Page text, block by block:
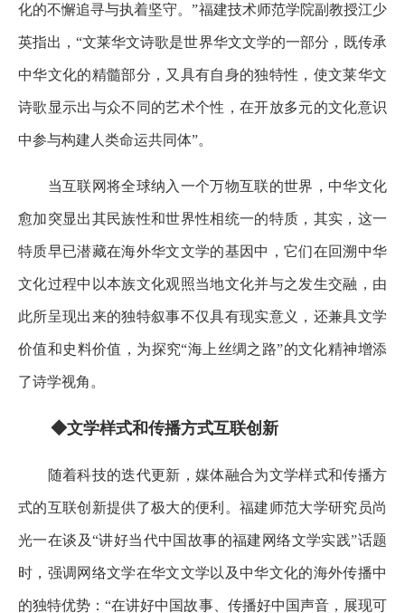
化的不懈追寻与执着坚守。”福建技术师范学院副教授江少
英指出，“文莱华文诗歌是世界华文文学的一部分，既传承
中华文化的精髓部分，又具有自身的独特性，使文莱华文
诗歌显示出与众不同的艺术个性，在开放多元的文化意识
中参与构建人类命运共同体”。
当互联网将全球纳入一个万物互联的世界，中华文化
愈加突显出其民族性和世界性相统一的特质，其实，这一
特质早已潜藏在海外华文文学的基因中，它们在回溯中华
文化过程中以本族文化观照当地文化并与之发生交融，由
此所呈现出来的独特叙事不仅具有现实意义，还兼具文学
价值和史料价值，为探究“海上丝绸之路”的文化精神增添
了诗学视角。
◆文学样式和传播方式互联创新
随着科技的迭代更新，媒体融合为文学样式和传播方
式的互联创新提供了极大的便利。福建师范大学研究员尚
光一在谈及“讲好当代中国故事的福建网络文学实践”话题
时，强调网络文学在华文文学以及中华文化的海外传播中
的独特优势：“在讲好中国故事、传播好中国声音，展现可